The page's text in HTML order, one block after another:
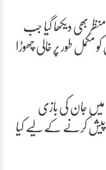
بھی دیکھا گیا جب
مکمل طور پر خالی چھوڑا
میں جان کی بازی
عقیدت پیش کرنے کے لیے کیا